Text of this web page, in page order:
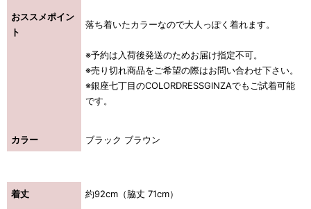
おススメポイン
ト
落ち着いたカラーなので大人っぽく着れます。
※予約は入荷後発送のためお届け指定不可。
※売り切れ商品をご希望の際はお問い合わせ下さい。
※銀座七丁目のCOLORDRESSGINZAでもご試着可能
です。
カラー ブラック ブラウン
着丈 約92cm（脇丈 71cm）